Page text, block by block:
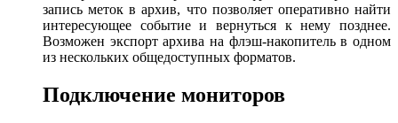
запись меток в архив, что позволяет оперативно найти
интересующее событие и вернуться к нему позднее.
Возможен экспорт архива на флэш-накопитель в одном
из нескольких общедоступных форматов.
Подключение мониторов